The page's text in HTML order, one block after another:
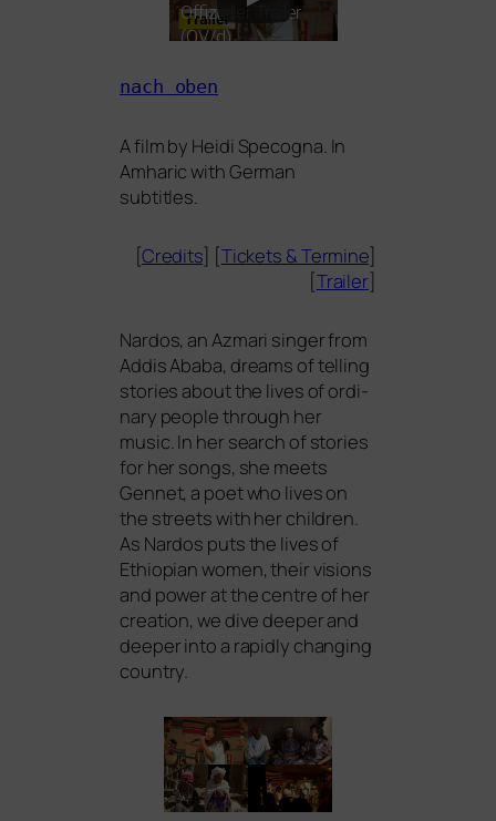
Offizieller Trailer
(OV/d)
nach oben
A film by Heidi Specogna. In
Amharic with German
subtitles.
[Credits] [Tickets &Termine]
[Trailer]
Nardos, an Azmari sin­ger from
Addis Ababa, dreams of tel­ling
sto­ries about the lives of ordi­
na­ry peo­p­le through her
music. In her search of sto­ries
for her songs, she meets
Gennet, a poet who lives on
the streets with her child­ren.
As Nardos puts the lives of
Ethiopian women, their visi­ons
and power at the cent­re of her
crea­ti­on, we dive deeper and
deeper into a rapidly chan­ging
country.